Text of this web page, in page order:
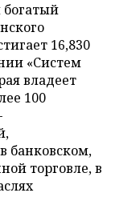
16,830
«Систем
владеет
100
банковском,
торговле, в